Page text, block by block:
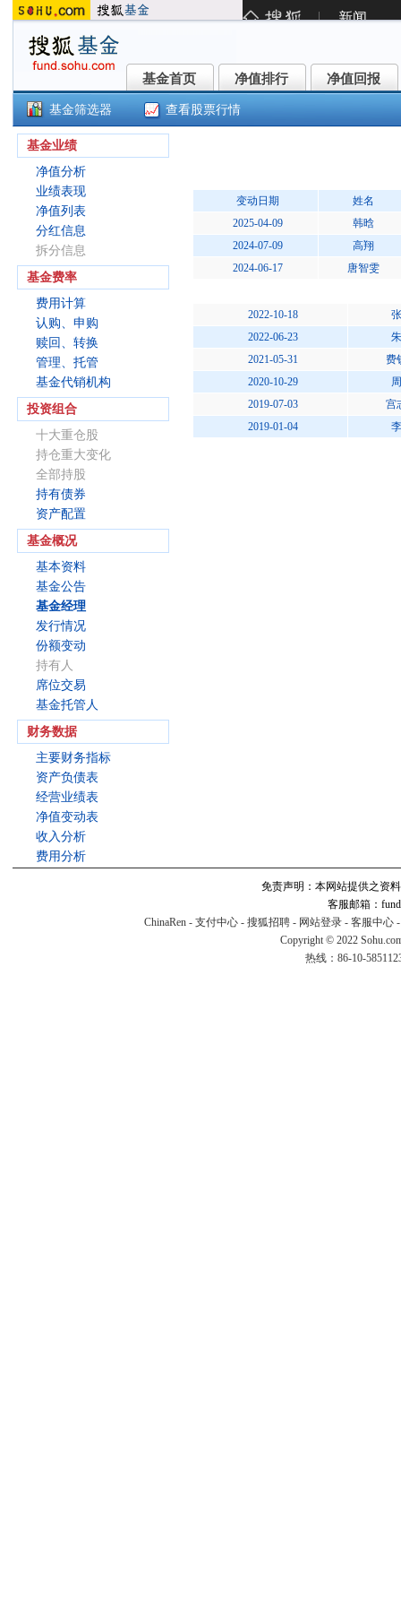
基金首页
基金首页 净值排行
净值排行 净值回报
净值回报
基金筛选器 查看股票行情
基金业绩
净值分析
业绩表现
净值列表
分红信息
拆分信息
基金费率
费用计算
认购、申购
赎回、转换
管理、托管
基金代销机构
投资组合
十大重仓股
持仓重大变化
全部持股
持有债券
资产配置
基金概况
基本资料
基金公告
基金经理
发行情况
份额变动
持有人
席位交易
基金托管人
财务数据
主要财务指标
资产负债表
经营业绩表
净值变动表
收入分析
费用分析
变动日期
姓名
2025-04-09
韩晗
2024-07-09
高翔
2024-06-17
唐智雯
2022-10-18
2022-06-23
2021-05-31
费
2020-10-29
2019-07-03
宫
2019-01-04
免责声明：本网站提供之资
客服邮箱：
ChinaRen - 支付中心 - 搜狐招聘 - 网站登录 - 客服中心
Copyright © 2022
热线：86-10-